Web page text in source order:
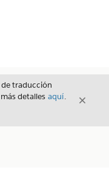
de traducción
detalles aquí.
Cerrar